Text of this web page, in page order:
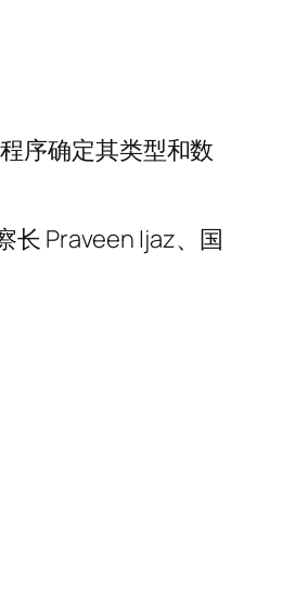
序确定其类型和数
长 Praveen Ijaz、国